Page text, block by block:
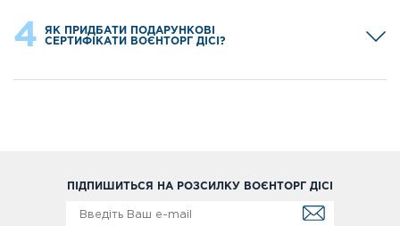
4
ЯК ПРИДБАТИ ПОДАРУНКОВІ
СЕРТИФІКАТИ ВОЄНТОРГ ДІСІ?
ПІДПИШИТЬСЯ НА РОЗСИЛКУ ВОЄНТОРГ ДІСІ